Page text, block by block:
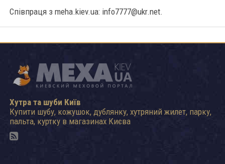
Співпраця з meha.kiev.ua: info7777@ukr.net.
Хутра та шуби Київ
Купити шубу, кожушок, дублянку, хутряний жилет, парку,
пальта, куртку в магазинах Києва